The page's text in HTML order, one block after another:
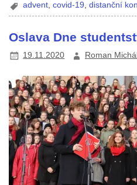
advent,covid-19,distanční
Oslava Dne
19.11.2020 Roman